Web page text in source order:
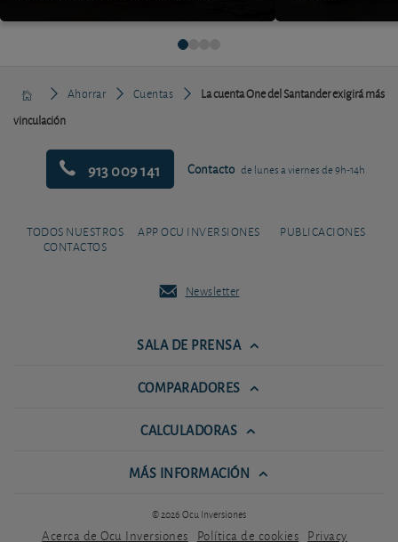
Ahorrar Cuentas
La cuenta One del Santander exigirá más
vinculación
913 009 141 Contacto de lunes a viernes de 9h-14h
TODOS NUESTROS
CONTACTOS
APP OCU INVERSIONES PUBLICACIONES
Newsletter
SALA DE PRENSA
COMPARADORES
CALCULADORAS
MÁS INFORMACIÓN
© 2026 Ocu Inversiones
Acerca de Ocu Inversiones Política de cookies Privacy